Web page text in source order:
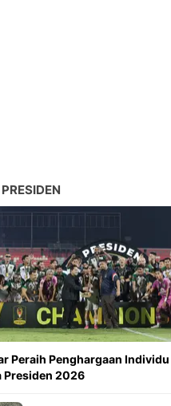
Peraih Penghargaan Individu
Presiden 2026